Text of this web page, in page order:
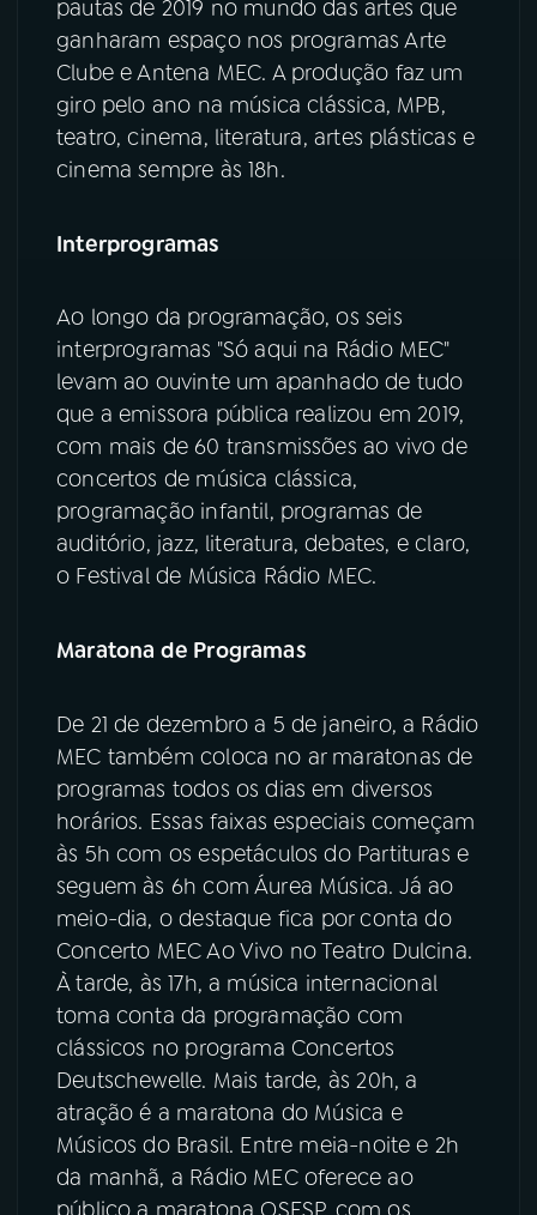
pautas de 2019 no mundo das artes que
ganharam espaço nos programas Arte
Clube e Antena MEC. A produção faz um
giro pelo ano na música clássica, MPB,
teatro, cinema, literatura, artes plásticas e
cinema sempre às 18h.
Interprogramas
Ao longo da programação, os seis
interprogramas "Só aqui na Rádio MEC"
levam ao ouvinte um apanhado de tudo
que a emissora pública realizou em 2019,
com mais de 60 transmissões ao vivo de
concertos de música clássica,
programação infantil, programas de
auditório, jazz, literatura, debates, e claro,
o Festival de Música Rádio MEC.
Maratona de Programas
De 21 de dezembro a 5 de janeiro, a Rádio
MEC também coloca no ar maratonas de
programas todos os dias em diversos
horários. Essas faixas especiais começam
às 5h com os espetáculos do Partituras e
seguem às 6h com Áurea Música. Já ao
meio-dia, o destaque fica por conta do
Concerto MEC Ao Vivo no Teatro Dulcina.
À tarde, às 17h, a música internacional
toma conta da programação com
clássicos no programa Concertos
Deutschewelle. Mais tarde, às 20h, a
atração é a maratona do Música e
Músicos do Brasil. Entre meia-noite e 2h
da manhã, a Rádio MEC oferece ao